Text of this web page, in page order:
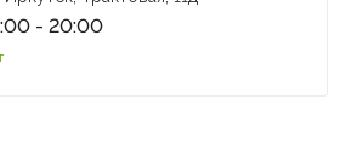
- 20:00